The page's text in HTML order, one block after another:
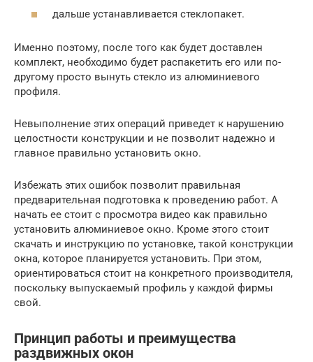
дальше устанавливается стеклопакет.
Именно поэтому, после того как будет доставлен
комплект, необходимо будет распакетить его или по-
другому просто вынуть стекло из алюминиевого
профиля.
Невыполнение этих операций приведет к нарушению
целостности конструкции и не позволит надежно и
главное правильно установить окно.
Избежать этих ошибок позволит правильная
предварительная подготовка к проведению работ. А
начать ее стоит с просмотра видео как правильно
установить алюминиевое окно. Кроме этого стоит
скачать и инструкцию по установке, такой конструкции
окна, которое планируется установить. При этом,
ориентироваться стоит на конкретного производителя,
поскольку выпускаемый профиль у каждой фирмы
свой.
Принцип работы и преимущества
раздвижных окон